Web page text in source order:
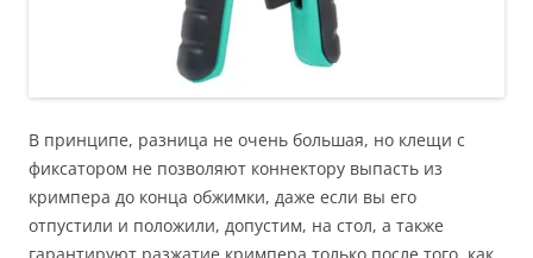
В принципе, разница не очень большая, но клещи с
фиксатором не позволяют коннектору выпасть из
кримпера до конца обжимки, даже если вы его
отпустили и положили, допустим, на стол, а также